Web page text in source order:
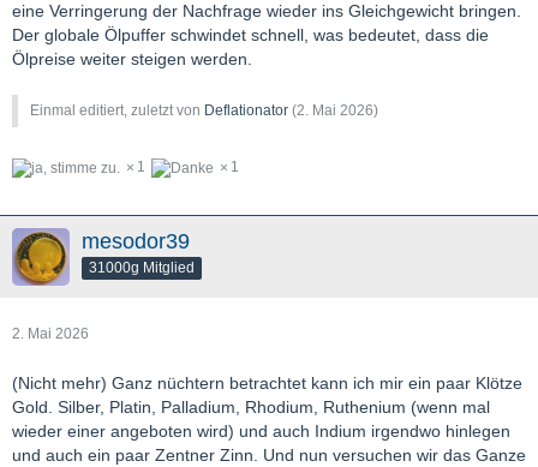
eine Verringerung der Nachfrage wieder ins Gleichgewicht bringen.
Der globale Ölpuffer schwindet schnell, was bedeutet, dass die
Ölpreise weiter steigen werden.
Einmal editiert, zuletzt von Deflationator (2. Mai 2026)
1 1
mesodor39
31000g Mitglied
2. Mai 2026
(Nicht mehr) Ganz nüchtern betrachtet kann ich mir ein paar Klötze
Gold. Silber, Platin, Palladium, Rhodium, Ruthenium (wenn mal
wieder einer angeboten wird) und auch Indium irgendwo hinlegen
und auch ein paar Zentner Zinn. Und nun versuchen wir das Ganze